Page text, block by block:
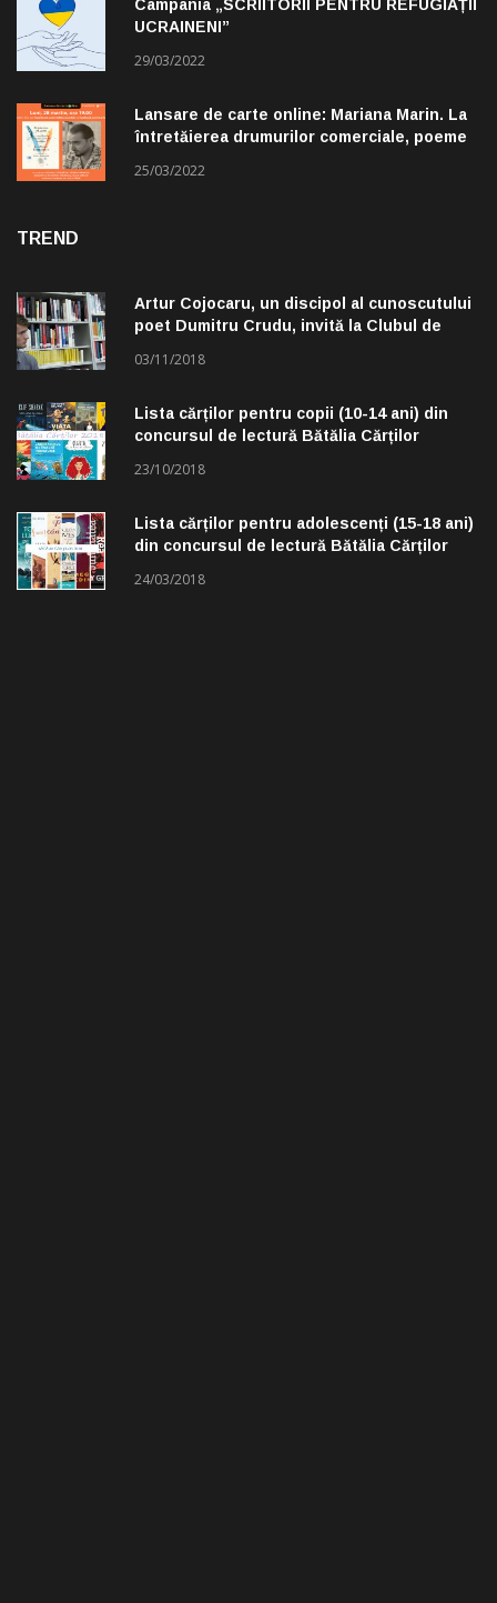
Campania „SCRIITORII PENTRU REFUGIAȚII
UCRAINENI”
29/03/2022
Lansare de carte online: Mariana Marin. La
întretăierea drumurilor comerciale, poeme
25/03/2022
TREND
Artur Cojocaru, un discipol al cunoscutului
poet Dumitru Crudu, invită la Clubul de
03/11/2018
Lista cărților pentru copii (10-14 ani) din
concursul de lectură Bătălia Cărților
23/10/2018
Lista cărților pentru adolescenți (15-18 ani)
din concursul de lectură Bătălia Cărților
24/03/2018